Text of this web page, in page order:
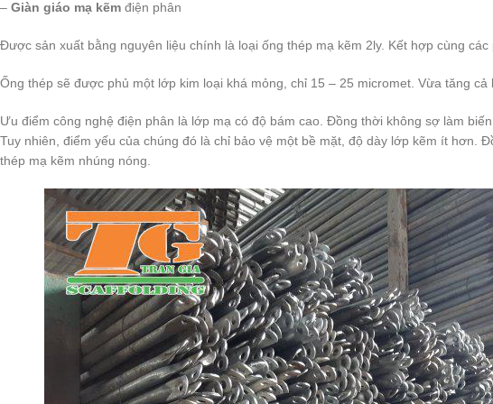
– Giàn giáo mạ kẽm điện phân
Được sản xuất bằng nguyên liệu chính là loại ống thép mạ kẽm 2ly. Kết hợp cùng
Ống thép sẽ được phủ một lớp kim loại khá mỏng, chỉ 15 – 25 micromet. Vừa tăng
Ưu điểm công nghệ điện phân là lớp mạ có độ bám cao. Đồng thời không sợ làm
Tuy nhiên, điểm yếu của chúng đó là chỉ bảo vệ một bề mặt, độ dày lớp kẽm ít hơn.
thép mạ kẽm nhúng nóng.